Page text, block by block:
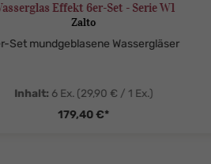
Effekt 6er-Set - Serie W1
Zalto
Set mundgeblasene Wassergläser
Inhalt: 6 Ex. (29,90 € / 1 Ex.)
179,40 €*